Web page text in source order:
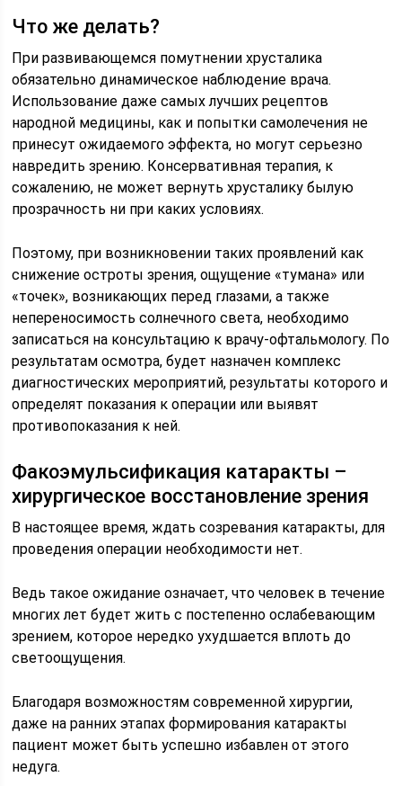
Что же делать?
При развивающемся помутнении хрусталика
обязательно динамическое наблюдение врача.
Использование даже самых лучших рецептов
народной медицины, как и попытки самолечения не
принесут ожидаемого эффекта, но могут серьезно
навредить зрению. Консервативная терапия, к
сожалению, не может вернуть хрусталику былую
прозрачность ни при каких условиях.
Поэтому, при возникновении таких проявлений как
снижение остроты зрения, ощущение «тумана» или
«точек», возникающих перед глазами, а также
непереносимость солнечного света, необходимо
записаться на консультацию к врачу-офтальмологу. По
результатам осмотра, будет назначен комплекс
диагностических мероприятий, результаты которого и
определят показания к операции или выявят
противопоказания к ней.
Факоэмульсификация катаракты –
хирургическое восстановление зрения
В настоящее время, ждать созревания катаракты, для
проведения операции необходимости нет.
Ведь такое ожидание означает, что человек в течение
многих лет будет жить с постепенно ослабевающим
зрением, которое нередко ухудшается вплоть до
светоощущения.
Благодаря возможностям современной хирургии,
даже на ранних этапах формирования катаракты
пациент может быть успешно избавлен от этого
недуга.